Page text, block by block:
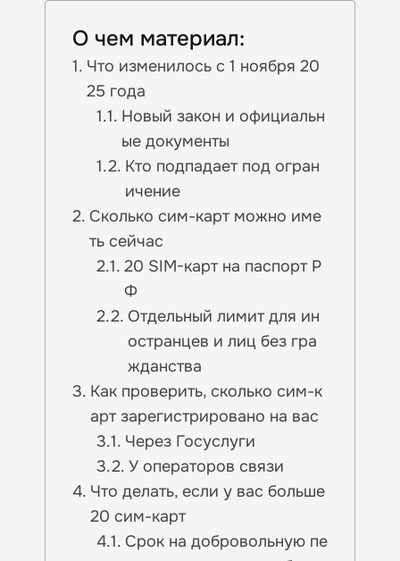
О чем материал:
Что изменилось с 1 ноября 20
25 года
Новый закон и официальн
ые документы
Кто подпадает под огран
ичение
Сколько сим-карт можно име
ть сейчас
20 SIM-карт на паспорт Р
Ф
Отдельный лимит для ин
остранцев и лиц без гра
жданства
Как проверить, сколько сим-к
арт зарегистрировано на вас
Через Госуслуги
У операторов связи
Что делать, если у вас больше
20 сим-карт
Срок на добровольную пе